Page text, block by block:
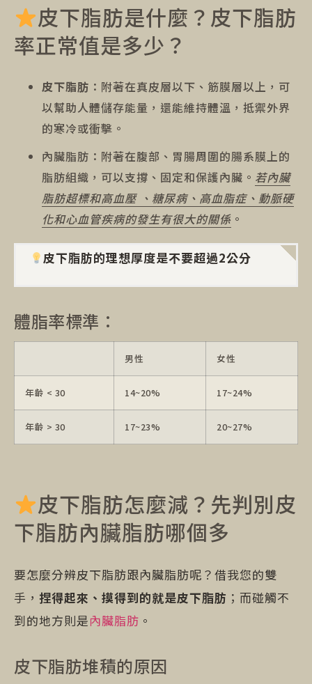
皮下脂肪是什麼？皮下脂肪
率正常值是多少？
皮下脂肪 ：附著在真皮層以下、筋膜層以上，可
以幫助人體儲存能量，還能維持體溫，抵禦外界
的寒冷或衝擊。
內臟脂肪：附著在腹部、胃腸周圍的腸系膜上的
脂肪組織，可以支撐、固定和保護內臟。 若內臟
脂肪超標和高血壓 、糖尿病、高血脂症、動脈硬
化和心血管疾病的發生有很大的關係 。
皮下脂肪的理想厚度是不要超過2公分
體脂率標準：
男性 女性
年齡 < 30 14~20% 17~24%
年齡 > 30 17~23% 20~27%
皮下脂肪怎麼減？先判別皮
下脂肪內臟脂肪哪個多
要怎麼分辨皮下脂肪跟內臟脂肪呢？借我您的雙
手， 捏得起來、摸得到的就是皮下脂肪 ；而碰觸不
到的地方則是內臟脂肪 。
皮下脂肪堆積的原因